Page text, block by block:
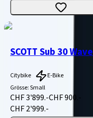
SCOTT Sub 30 Wave
Citybike
E-Bike
Grösse:Small
CHF 3'899.-CHF 900.-
CHF 2'999.-